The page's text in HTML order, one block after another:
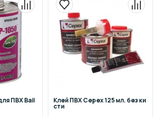
ПВХ Bail Клей ПВХ Cepex 125 мл. без ки
сти